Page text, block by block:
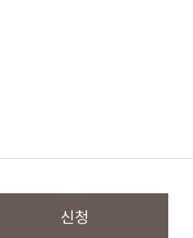
신청